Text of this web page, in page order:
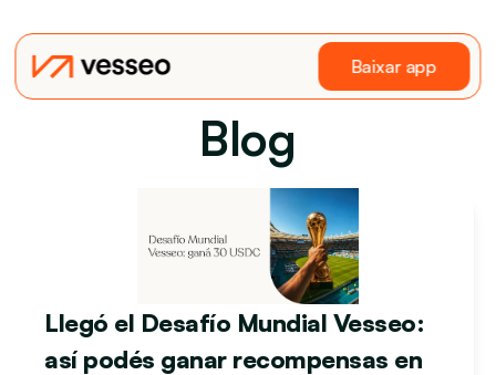
Blog
Llegó el Desafío Mundial Vesseo:
así podés ganar recompensas en
Baixar app